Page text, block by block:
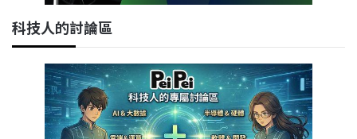
科技人的討論區